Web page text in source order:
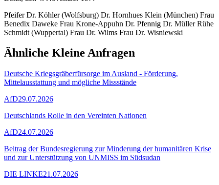
Pfeifer Dr. Köhler (Wolfsburg) Dr. Hornhues Klein (München) Frau
Benedix Daweke Frau Krone-Appuhn Dr. Pfennig Dr. Müller Rühe
Schmidt (Wuppertal) Frau Dr. Wilms Frau Dr. Wisniewski
Ähnliche Kleine Anfragen
Deutsche Kriegsgräberfürsorge im Ausland - Förderung,
Mittelausstattung und mögliche Missstände
AfD29.07.2026
Deutschlands Rolle in den Vereinten Nationen
AfD24.07.2026
Beitrag der Bundesregierung zur Minderung der humanitären Krise
und zur Unterstützung von UNMISS im Südsudan
DIE LINKE21.07.2026